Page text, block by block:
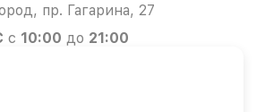
пр. Гагарина, 27
с 10:00 до 21:00